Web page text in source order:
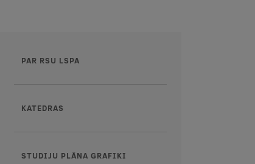
Augšējā
PAR RSU LSPA
KATEDRAS
STUDIJU PLĀNA GRAFIKI